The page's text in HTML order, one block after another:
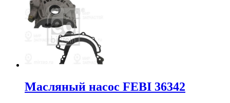
Масляный насос FEBI 36342